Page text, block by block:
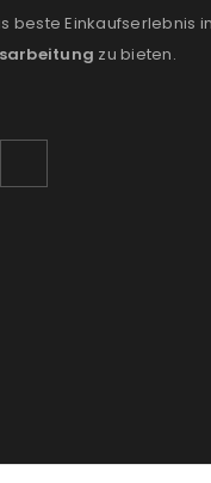
beste Einkaufserlebnis
zu bieten.